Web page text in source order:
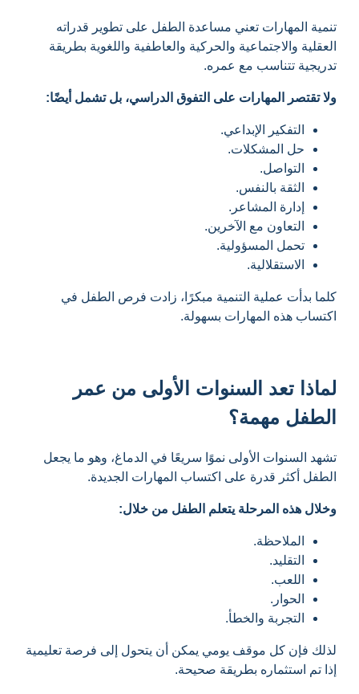
تنمية المهارات تعني مساعدة الطفل على تطوير قدراته
العقلية والاجتماعية والحركية والعاطفية واللغوية بطريقة
تدريجية تتناسب مع عمره.
ولا تقتصر المهارات على التفوق الدراسي، بل تشمل أيضًا:
التفكير الإبداعي.
حل المشكلات.
التواصل.
الثقة بالنفس.
إدارة المشاعر.
التعاون مع الآخرين.
تحمل المسؤولية.
الاستقلالية.
كلما بدأت عملية التنمية مبكرًا، زادت فرص الطفل في
اكتساب هذه المهارات بسهولة.
لماذا تعد السنوات الأولى من عمر
الطفل مهمة؟
تشهد السنوات الأولى نموًا سريعًا في الدماغ، وهو ما يجعل
الطفل أكثر قدرة على اكتساب المهارات الجديدة.
وخلال هذه المرحلة يتعلم الطفل من خلال:
الملاحظة.
التقليد.
اللعب.
الحوار.
التجربة والخطأ.
لذلك فإن كل موقف يومي يمكن أن يتحول إلى فرصة تعليمية
إذا تم استثماره بطريقة صحيحة.